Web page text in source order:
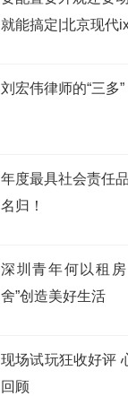
就能搞定|北京现代
刘宏伟律师的“三多”
年度最具社会责任
名归！
深圳青年何以租
舍”创造美好生活
现场试玩狂收好评
回顾